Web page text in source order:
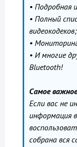
• Подробная
• Полный
видеокодеков;
•
• И многие
Bluetooth!
Самое
Если вас не
информация
собрана вся